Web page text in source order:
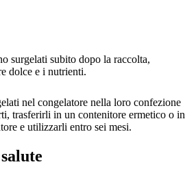
surgelati subito dopo la raccolta,
dolce e i nutrienti.
nel congelatore nella loro confezione
trasferirli in un contenitore ermetico o in
e utilizzarli entro sei mesi.